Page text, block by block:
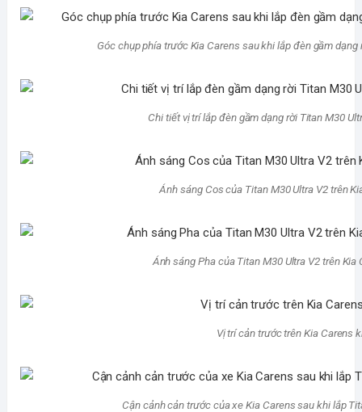
Góc chụp phía trước Kia Carens sau khi lắp đèn gầm
Chi tiết vị trí lắp đèn gầm dạng rời Titan M30
Ánh sáng Cos của Titan M30 Ultra V2 trên
Ánh sáng Pha của Titan M30 Ultra V2 trên
Vị trí cản trước trên Kia Carens
Cận cảnh cản trước của xe Kia Carens sau khi lắp